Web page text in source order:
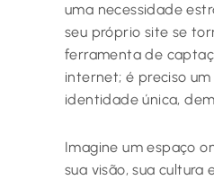
uma necessidade
seu próprio site se
ferramenta de
internet; é preciso
identidade única,
Imagine um espaço
sua visão, sua cultura